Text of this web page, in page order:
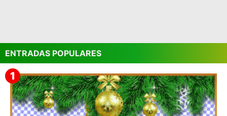
ENTRADAS POPULARES